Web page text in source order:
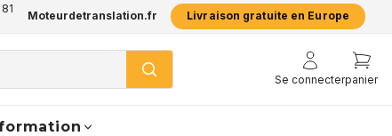
Moteurdetranslation.fr Livraison gratuite en Europe
Se connecterpanier